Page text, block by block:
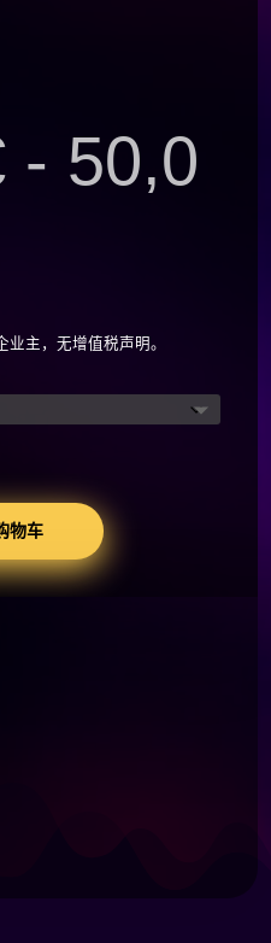
- 50,0
业主，无增值税声明。
物车